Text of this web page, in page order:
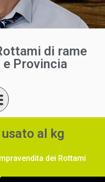
di rame
Provincia
al kg
dei Rottami